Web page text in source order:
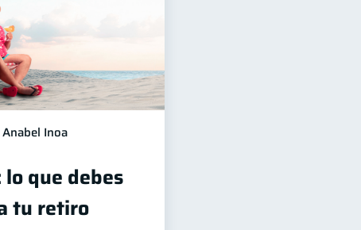
Anabel Inoa
que debes
tu retiro